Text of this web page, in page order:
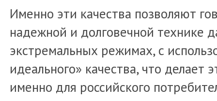
Именно эти качества позволяют
надежной и долговечной технике
экстремальных режимах, с
идеального» качества, что
именно для российского